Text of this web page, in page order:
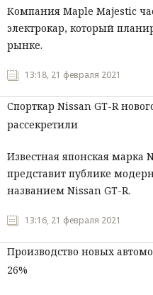
Компания Maple Majestic
электрокар, который
рынке.
13:18, 21 февраля 2021
Спорткар Nissan GT-R
рассекретили
Известная японская
представит публике
названием Nissan GT-R.
13:16, 21 февраля 2021
Производство новых
26%